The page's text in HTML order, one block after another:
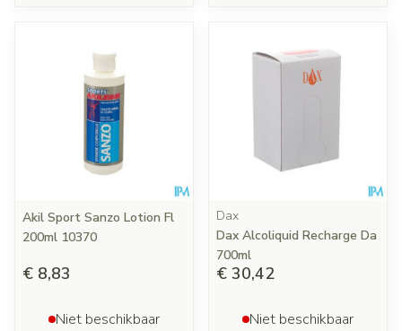
Akil Sport Sanzo Lotion Fl
200ml 10370
€ 8,83
Niet beschikbaar
Dax
Dax Alcoliquid Recharge Da
700ml
€ 30,42
Niet beschikbaar